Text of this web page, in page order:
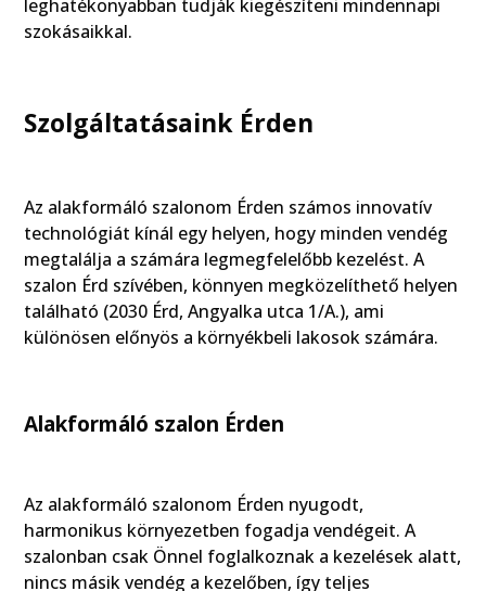
leghatékonyabban tudják kiegészíteni mindennapi
szokásaikkal.
Szolgáltatásaink Érden
Az alakformáló szalonom Érden számos innovatív
technológiát kínál egy helyen, hogy minden vendég
megtalálja a számára legmegfelelőbb kezelést. A
szalon Érd szívében, könnyen megközelíthető helyen
található (2030 Érd, Angyalka utca 1/A.), ami
különösen előnyös a környékbeli lakosok számára.
Alakformáló szalon Érden
Az alakformáló szalonom Érden nyugodt,
harmonikus környezetben fogadja vendégeit. A
szalonban csak Önnel foglalkoznak a kezelések alatt,
nincs másik vendég a kezelőben, így teljes